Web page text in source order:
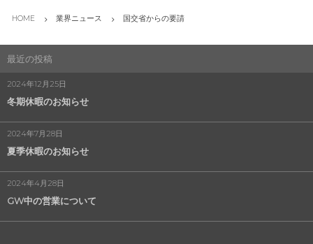
HOME 業界ニュース 国交省からの要請
最近の投稿
2024年12月25日
冬期休暇のお知らせ
2024年7月28日
夏季休暇のお知らせ
2024年4月28日
GW中の営業について